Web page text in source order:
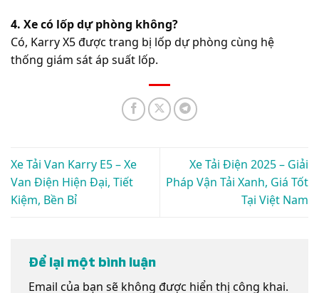
4. Xe có lốp dự phòng không?
Có, Karry X5 được trang bị lốp dự phòng cùng hệ
thống giám sát áp suất lốp.
Xe Tải Van Karry E5 – Xe
Van Điện Hiện Đại, Tiết
Kiệm, Bền Bỉ
Xe Tải Điện 2025 – Giải
Pháp Vận Tải Xanh, Giá Tốt
Tại Việt Nam
Để lại một bình luận
Email của bạn sẽ không được hiển thị công khai.